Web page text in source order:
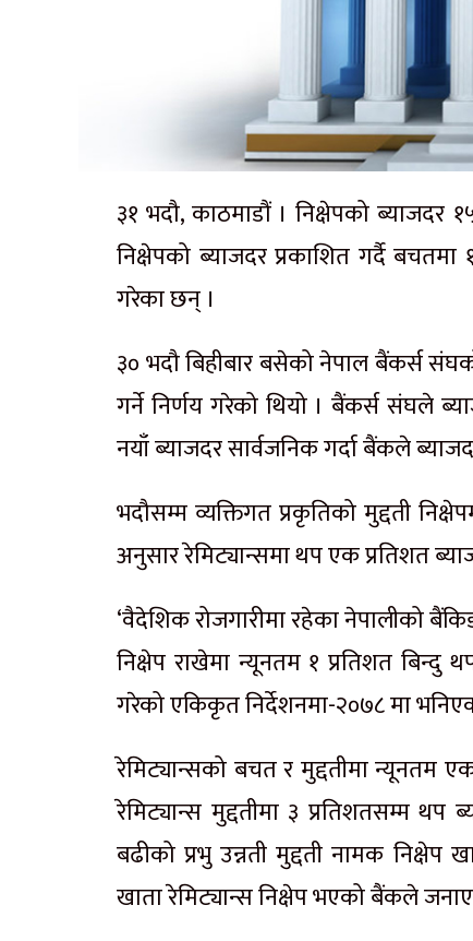
३१ भदौ, काठमाडौं । निक्षेपको
निक्षेपको ब्याजदर प्रकाशित गर्दै बचतमा
गरेका छन् ।
३० भदौ बिहीबार बसेको नेपाल बैंकर्स
गर्ने निर्णय गरेको थियो । बैंकर्स संघले
नयाँ ब्याजदर सार्वजनिक गर्दा बैंकले
भदौसम्म व्यक्तिगत प्रकृतिको मुद्दती
अनुसार रेमिट्यान्समा थप एक प्रतिशत
‘वैदेशिक रोजगारीमा रहेका नेपालीको
निक्षेप राखेमा न्यूनतम १ प्रतिशत बिन्दु
गरेको एकिकृत निर्देशनमा-२०७८ मा
रेमिट्यान्सको बचत र मुद्दतीमा न्यूनतम
रेमिट्यान्स मुद्दतीमा ३ प्रतिशतसम्म
बढीको प्रभु उन्नती मुद्दती नामक निक्षेप
खाता रेमिट्यान्स निक्षेप भएको बैंकले